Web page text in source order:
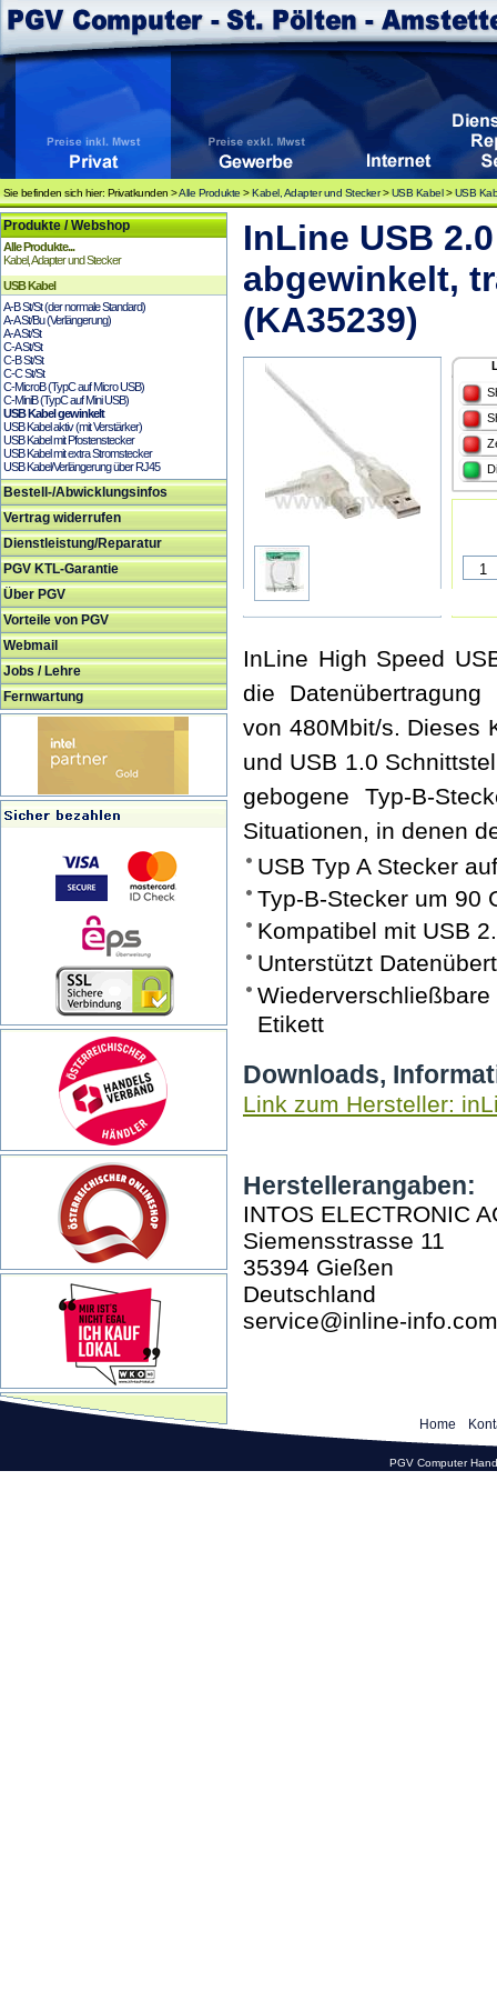
Sie befinden sich hier: Privatkunden >Alle Produkte >Kabel, Adapter und Stecker>USB Kabel>USB
Produkte / Webshop
Alle Produkte...
Kabel, Adapter und Stecker
USB Kabel
A-B St/St (der normale Standard)
A-A St/Bu (Verlängerung)
A-A St/St
C-A St/St
C-B St/St
C-C St/St
C-MicroB (TypC auf Micro USB)
C-MiniB (TypC auf Mini USB)
USB Kabel gewinkelt
USB Kabel aktiv (mit Verstärker)
USB Kabel mit Pfostenstecker
USB Kabel mit extra Stromstecker
USB Kabel/Verlängerung über RJ45
Bestell-/Abwicklungsinfos
Vertrag widerrufen
Dienstleistung/Reparatur
PGV KTL-Garantie
Über PGV
Vorteile von PGV
Webmail
Jobs / Lehre
Fernwartung
InLine USB
abgewinkelt,
(KA35239)
InLine High Speed
die
von 480Mbit/s. Dieses
und USB 1.0
gebogene Typ-B-
Situationen, in denen
USB Typ A Stecker
Typ-B-Stecker um 90
Kompatibel mit USB
Unterstützt
Etikett
Downloads,
Link zum Hersteller:
Herstellerangaben:
INTOS ELECTRONIC
Siemensstrasse 11
35394 Gießen
Deutschland
service@inline-info.com
Home
PGV Computer